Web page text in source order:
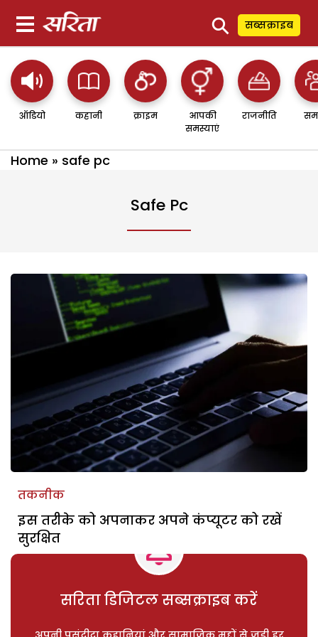
⚲ सब्सक्राइब
ऑडियो कहानी क्राइम
आपकी
समस्याएं
राजनीति
Home » safe pc
Safe Pc
तकनीक
इस तरीके को अपनाकर अपने कंप्यूटर को रखें
सुरक्षित
सरिता डिजिटल सब्सक्राइब करें